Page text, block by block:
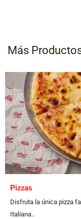
Más
Pizzas
Disfruta la única pizza
Italiana..